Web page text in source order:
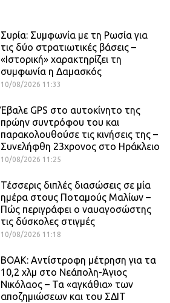
Συρία: Συμφωνία με τη Ρωσία για
τις δύο στρατιωτικές βάσεις –
«Ιστορική» χαρακτηρίζει τη
συμφωνία η Δαμασκός
10/08/2026 11:33
Έβαλε GPS στο αυτοκίνητο της
πρώην συντρόφου του και
παρακολουθούσε τις κινήσεις της –
Συνελήφθη 23χρονος στο Ηράκλειο
10/08/2026 11:25
Τέσσερις διπλές διασώσεις σε μία
ημέρα στους Ποταμούς Μαλίων –
Πώς περιγράφει ο ναυαγοσώστης
τις δύσκολες στιγμές
10/08/2026 11:18
ΒΟΑΚ: Αντίστροφη μέτρηση για τα
10,2 χλμ στο Νεάπολη-Άγιος
Νικόλαος – Τα «αγκάθια» των
αποζημιώσεων και του ΣΔΙΤ